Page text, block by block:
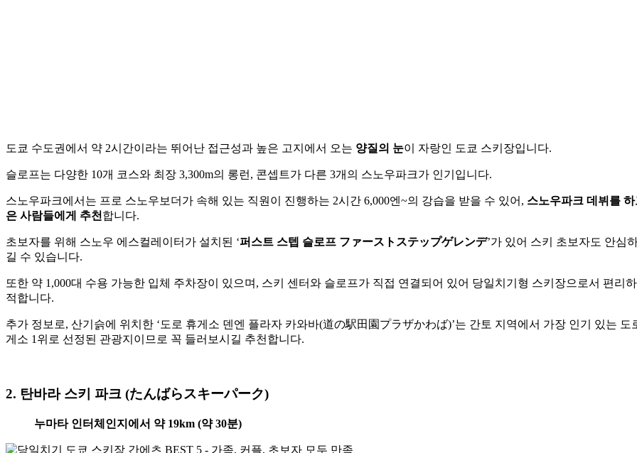
도쿄 수도권에서 약 2시간이라는 뛰어난 접근성과 높은 고지에서 오는 양질의 눈이 자랑인 도쿄 스키장입니다.
슬로프는 다양한 10개 코스와 최장 3,300m의 롱런, 콘셉트가 다른 3개의 스노우파크가 인기입니다.
스노우파크에서는 프로 스노우보더가 속해 있는 직원이 진행하는 2시간 6,000엔~의 강습을 받을 수 있어, 스노우파크 데뷔를 하
은 사람들에게 추천 합니다.
초보자를 위해 스노우 에스컬레이터가 설치된 ‘퍼스트 스텝 슬로프 ファーストステップゲレンデ’가 있어 스키 초보자도 안심
길 수 있습니다.
또한 약 1,000대 수용 가능한 입체 주차장이 있으며, 스키 센터와 슬로프가 직접 연결되어 있어 당일치기형 스키장으로서 편리
적합니다.
추가 정보로, 산기슭에 위치한 ‘도로 휴게소 덴엔 플라자 카와바(道の駅田園プラザかわば)’는 간토 지역에서 가장 인기 있는 도
게소 1위로 선정된 관광지이므로 꼭 들러보시길 추천합니다.
2. 탄바라 스키 파크 (たんばらスキーパーク)
누마타 인터체인지에서 약 19km (약 30분)